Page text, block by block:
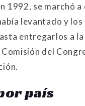
1992, se marchó a
levantado y
entregarlos a
del
país